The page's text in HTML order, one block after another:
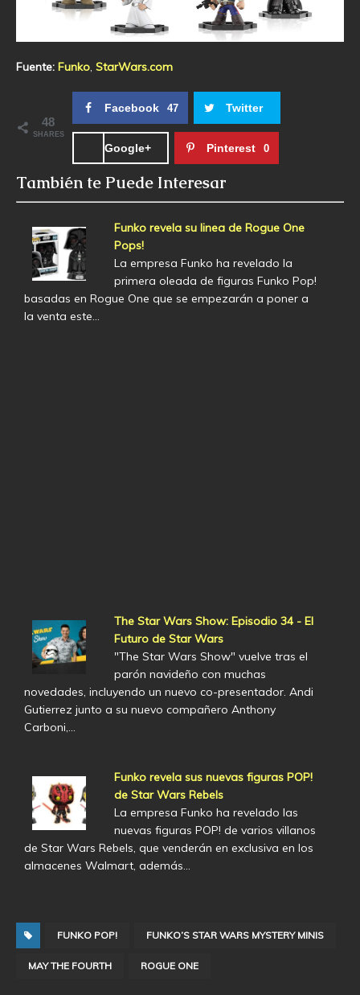
Fuente: Funko, StarWars.com
48
SHARES
Facebook 47 Twitter
Google+ Pinterest 0
También te Puede Interesar
Funko revela su linea de Rogue One
Pops!
La empresa Funko ha revelado la
primera oleada de figuras Funko Pop!
basadas en Rogue One que se empezarán a poner a
la venta este…
The Star Wars Show: Episodio 34 - El
Futuro de Star Wars
"The Star Wars Show" vuelve tras el
parón navideño con muchas
novedades, incluyendo un nuevo co-presentador. Andi
Gutierrez junto a su nuevo compañero Anthony
Carboni,…
Funko revela sus nuevas figuras POP!
de Star Wars Rebels
La empresa Funko ha revelado las
nuevas figuras POP! de varios villanos
de Star Wars Rebels, que venderán en exclusiva en los
almacenes Walmart, además…
FUNKO POP! FUNKO’S STAR WARS MYSTERY MINIS
MAY THE FOURTH ROGUE ONE